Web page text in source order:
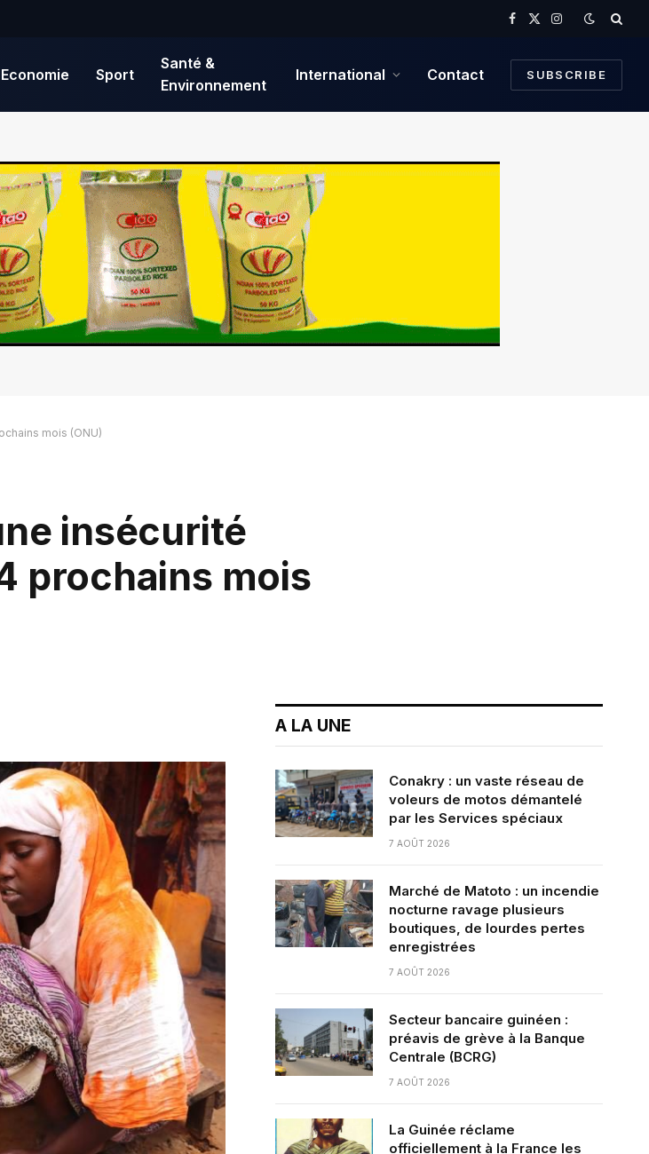
Facebook
X
Instagram
Economie Sport
Santé &
Environnement
International Contact SUBSCRIBE
mois (ONU)
insécurité
prochains mois
A LA UNE
Conakry : un vaste réseau de
voleurs de motos démantelé
par les Services spéciaux
7 AOÛT 2026
Marché de Matoto : un incendie
nocturne ravage plusieurs
boutiques, de lourdes pertes
enregistrées
7 AOÛT 2026
Secteur bancaire guinéen :
préavis de grève à la Banque
Centrale (BCRG)
7 AOÛT 2026
La Guinée réclame
officiellement à la France les